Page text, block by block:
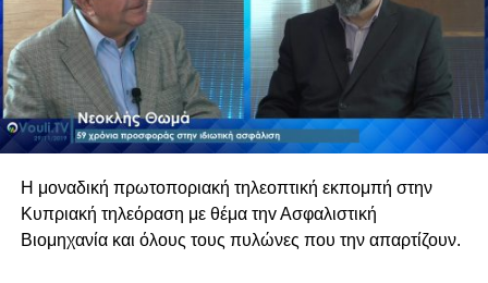
Η μοναδική πρωτοποριακή τηλεοπτική εκπομπή στην
Κυπριακή τηλεόραση με θέμα τηv Aσφαλιστική
Bιομηχανία και όλους τους πυλώνες που την απαρτίζουν.